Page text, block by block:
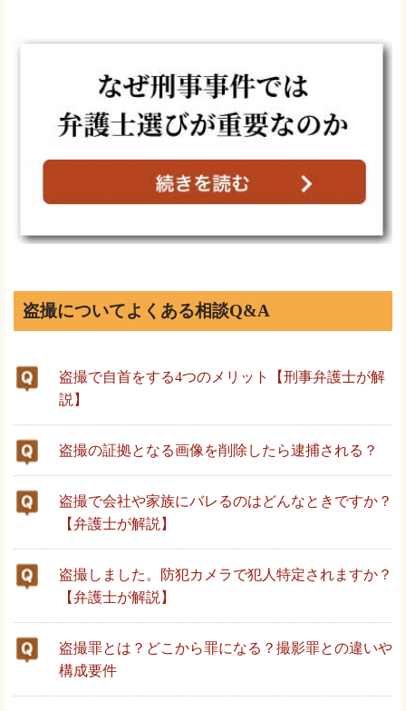
盗撮についてよくある相談Q&A
盗撮で自首をする4つのメリット【刑事弁護士が解
説】
盗撮の証拠となる画像を削除したら逮捕される？
盗撮で会社や家族にバレるのはどんなときですか？
【弁護士が解説】
盗撮しました。防犯カメラで犯人特定されますか？
【弁護士が解説】
盗撮罪とは？どこから罪になる？撮影罪との違いや
構成要件